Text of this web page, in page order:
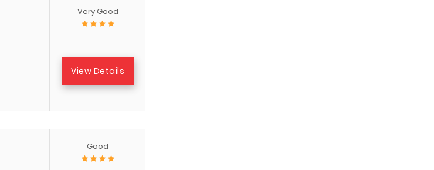
Very Good
View Details
Good